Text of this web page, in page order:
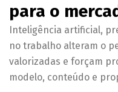
para o
Inteligência artificial,
no trabalho alteram o
valorizadas e forçam
modelo, conteúdo e